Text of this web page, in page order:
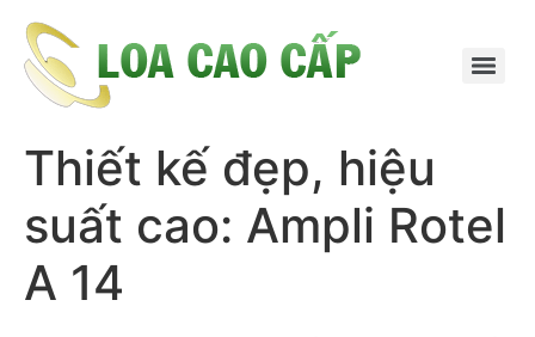
Thiết kế đẹp, hiệu
suất cao: Ampli Rotel
A 14